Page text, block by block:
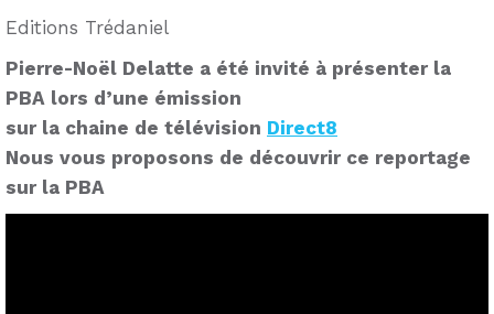
Editions Trédaniel
Pierre-Noël Delatte a été invité à présenter la
PBA lors d’une émission
sur la chaine de télévision Direct8
Nous vous proposons de découvrir ce reportage
sur la PBA